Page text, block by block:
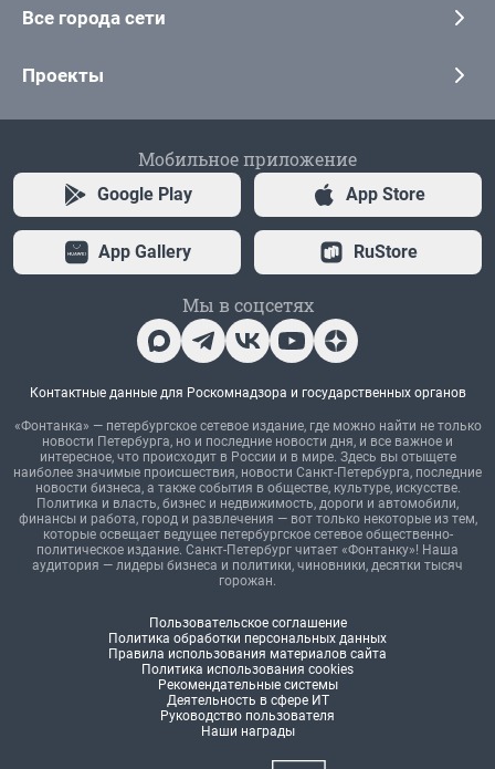
Все города сети
Проекты
Мобильное приложение
Google Play App Store
App Gallery RuStore
Мы в соцсетях
Контактные данные для Роскомнадзора и государственных органов
«Фонтанка» — петербургское сетевое издание, где можно найти не только
новости Петербурга, но и последние новости дня, и все важное и
интересное, что происходит в России и в мире. Здесь вы отыщете
наиболее значимые происшествия, новости Санкт-Петербурга, последние
новости бизнеса, а также события в обществе, культуре, искусстве.
Политика и власть, бизнес и недвижимость, дороги и автомобили,
финансы и работа, город и развлечения — вот только некоторые из тем,
которые освещает ведущее петербургское сетевое общественно-
политическое издание. Санкт-Петербург читает «Фонтанку»! Наша
аудитория — лидеры бизнеса и политики, чиновники, десятки тысяч
горожан.
Пользовательское соглашение
Политика обработки персональных данных
Правила использования материалов сайта
Политика использования cookies
Рекомендательные системы
Деятельность в сфере ИТ
Руководство пользователя
Наши награды